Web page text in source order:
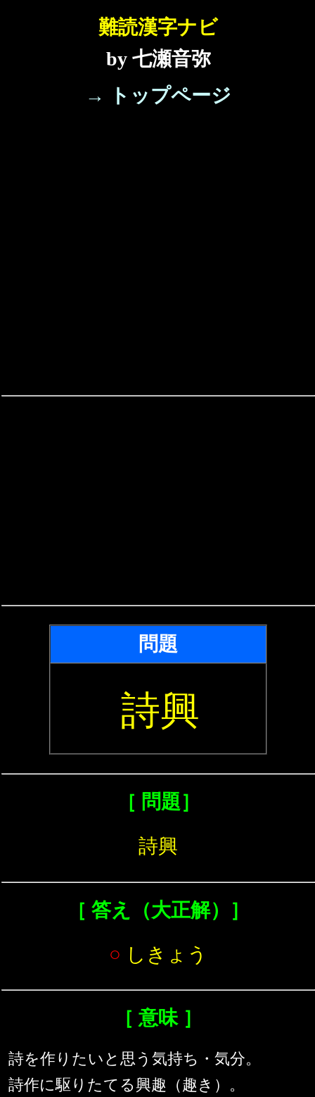
難読漢字ナビ
by 七瀬音弥
→ トップページ
問題
詩興
［ 問題］
詩興
［ 答え（大正解）］
○ しきょう
［ 意味 ］
詩を作りたいと思う気持ち・気分。
詩作に駆りたてる興趣（趣き）。